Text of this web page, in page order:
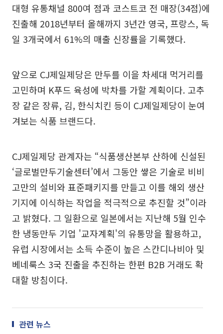
대형 유통채널 800여 점과 코스트코 전 매장(34점)에
진출해 2018년부터 올해까지 3년간 영국, 프랑스, 독
일 3개국에서 61%의 매출 신장률을 기록했다.
앞으로 CJ제일제당은 만두를 이을 차세대 먹거리를
고민하며 K푸드 육성에 박차를 가할 계획이다. 고추
장 같은 장류, 김, 한식치킨 등이 CJ제일제당이 눈여
겨보는 식품 브랜드다.
CJ제일제당 관계자는 “식품생산본부 산하에 신설된
‘글로벌만두기술센터’에서 그동안 쌓은 기술로 비비
고만의 설비와 표준패키지를 만들고 이를 해외 생산
기지에 이식하는 작업을 적극적으로 추진할 것”이라
고 밝혔다. 그 일환으로 일본에서는 지난해 5월 인수
한 냉동만두 기업 '교자계획'의 유통망을 활용하고,
유럽 시장에서는 소득 수준이 높은 스칸디나비아 및
베네룩스 3국 진출을 추진하는 한편 B2B 거래도 확
대할 방침이다.
관련 뉴스